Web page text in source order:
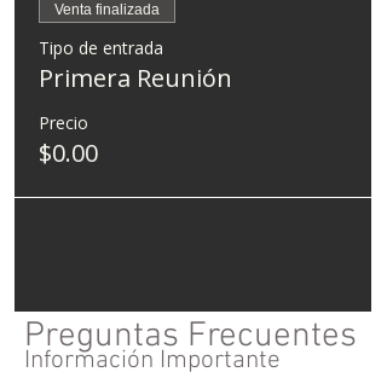
Venta finalizada
Tipo de entrada
Primera Reunión
Precio
$0.00
Preguntas Frecuentes
Información Importante